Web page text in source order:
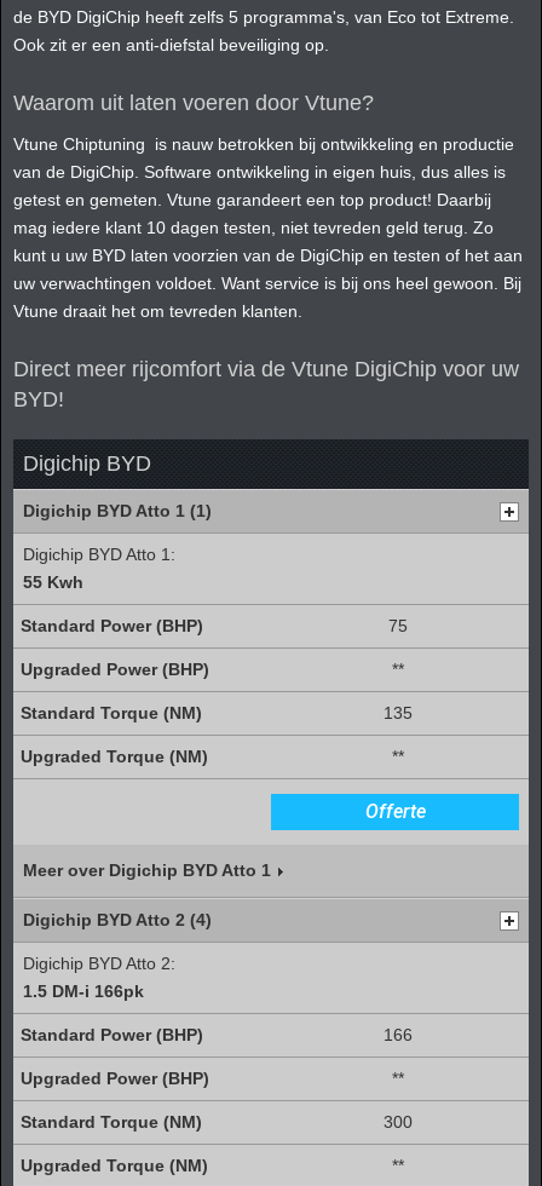
de BYD DigiChip heeft zelfs 5 programma's, van Eco tot Extreme.
Ook zit er een anti-diefstal beveiliging op.
Waarom uit laten voeren door Vtune?
Vtune Chiptuning is nauw betrokken bij ontwikkeling en productie
van de DigiChip. Software ontwikkeling in eigen huis, dus alles is
getest en gemeten. Vtune garandeert een top product! Daarbij
mag iedere klant 10 dagen testen, niet tevreden geld terug. Zo
kunt u uw BYD laten voorzien van de DigiChip en testen of het aan
uw verwachtingen voldoet. Want service is bij ons heel gewoon. Bij
Vtune draait het om tevreden klanten.
Direct meer rijcomfort via de Vtune DigiChip voor uw
BYD!
Digichip BYD
Digichip BYD Atto 1 (1)
Digichip BYD Atto 1:
55 Kwh
75
**
135
**
Offerte
Meer over Digichip BYD Atto 1
Digichip BYD Atto 2 (4)
Digichip BYD Atto 2:
1.5 DM-i 166pk
166
**
300
**